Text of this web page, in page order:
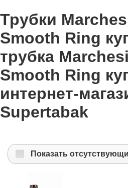
Трубки
Smooth Ring
трубка
Smooth Ring
интернет-
Supertabak
Показать